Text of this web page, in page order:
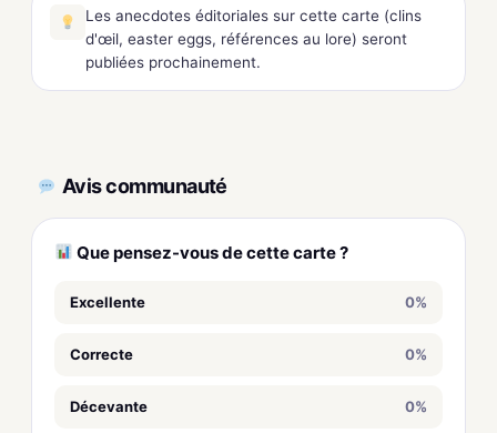
Les anecdotes éditoriales sur cette carte (clins
d'œil, easter eggs, références au lore) seront
publiées prochainement.
Avis communauté
Que pensez-vous de cette carte ?
Excellente 0%
Correcte 0%
Décevante 0%